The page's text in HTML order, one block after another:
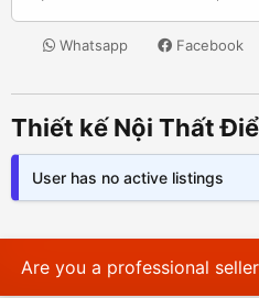
Whatsapp Facebook
Thiết kế Nội Thất
User has no active listings
Are you a professional